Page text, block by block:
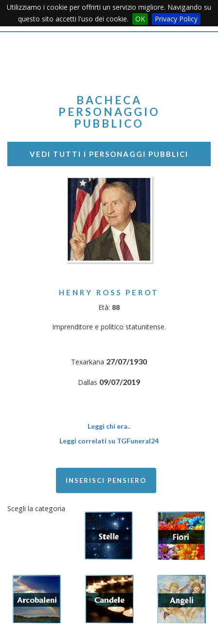
Utilizziamo i cookie per offrirti un servizio migliore. Navigando su
questo sito accetti l'uso dei cookie.
OK Privacy PolicyMenu
BACHECA
PERSONAGGIO
PUBBLICO
VEDI TUTTI I PERSONAGGI PUBBLICI
HENRY ROSS PEROT
Età: 88
Imprenditore e politico statunitense.
Texarkana 27/07/1930
Dallas 09/07/2019
Leggi chi era..
Leggi correlati su TGFuneral24
INSERISCI PENSIERO
Scegli la categoria